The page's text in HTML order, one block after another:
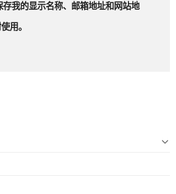
存我的显示名称、邮箱地址和网站地
用。